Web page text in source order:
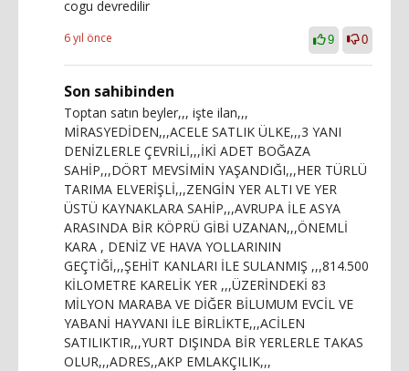
cogu devredilir
6 yıl önce 9 0
Son sahibinden
Toptan satın beyler,,, işte ilan,,,
MİRASYEDİDEN,,,ACELE SATLIK ÜLKE,,,3 YANI
DENİZLERLE ÇEVRİLİ,,,İKİ ADET BOĞAZA
SAHİP,,,DÖRT MEVSİMİN YAŞANDIĞI,,,HER TÜRLÜ
TARIMA ELVERİŞLİ,,,ZENGİN YER ALTI VE YER
ÜSTÜ KAYNAKLARA SAHİP,,,AVRUPA İLE ASYA
ARASINDA BİR KÖPRÜ GİBİ UZANAN,,,ÖNEMLİ
KARA , DENİZ VE HAVA YOLLARININ
GEÇTİĞİ,,,ŞEHİT KANLARI İLE SULANMIŞ ,,,814.500
KİLOMETRE KARELİK YER ,,,ÜZERİNDEKİ 83
MİLYON MARABA VE DİĞER BİLUMUM EVCİL VE
YABANİ HAYVANI İLE BİRLİKTE,,,ACİLEN
SATILIKTIR,,,YURT DIŞINDA BİR YERLERLE TAKAS
OLUR,,,ADRES,,AKP EMLAKÇILIK,,,